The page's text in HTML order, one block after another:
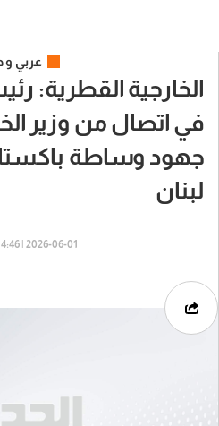
عربي و
الخارجية القطرية:
في اتصال من وزير
جهود وساطة
لبنان
2026-06-01 | 14:46